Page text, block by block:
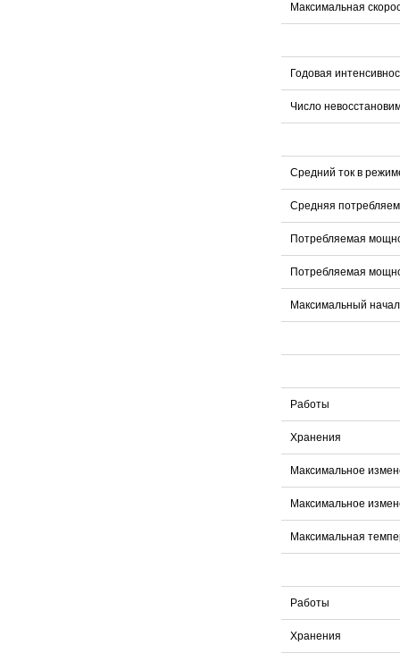
Максимальная
Годовая
Число
Средний ток в
Средняя
Потребляемая
Потребляемая
Максимальный
Работы
Хранения
Максимальное
Максимальное
Максимальная
Работы
Хранения